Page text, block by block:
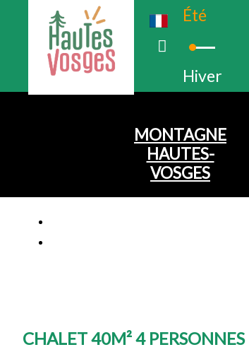
Été
Hiver
MONTAGNE
HAUTES-
VOSGES
CHALET 40M² 4 PERSONNES